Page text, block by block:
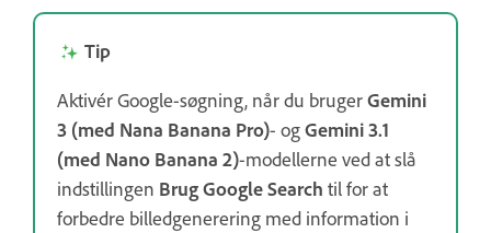
Tip
Aktivér Google-søgning, når du brugerGemini
3 (med Nana Banana Pro)- ogGemini 3.1
(med Nano Banana 2)-modellerne ved at slå
indstillingen Brug Google Search til for at
forbedre billedgenerering med information i